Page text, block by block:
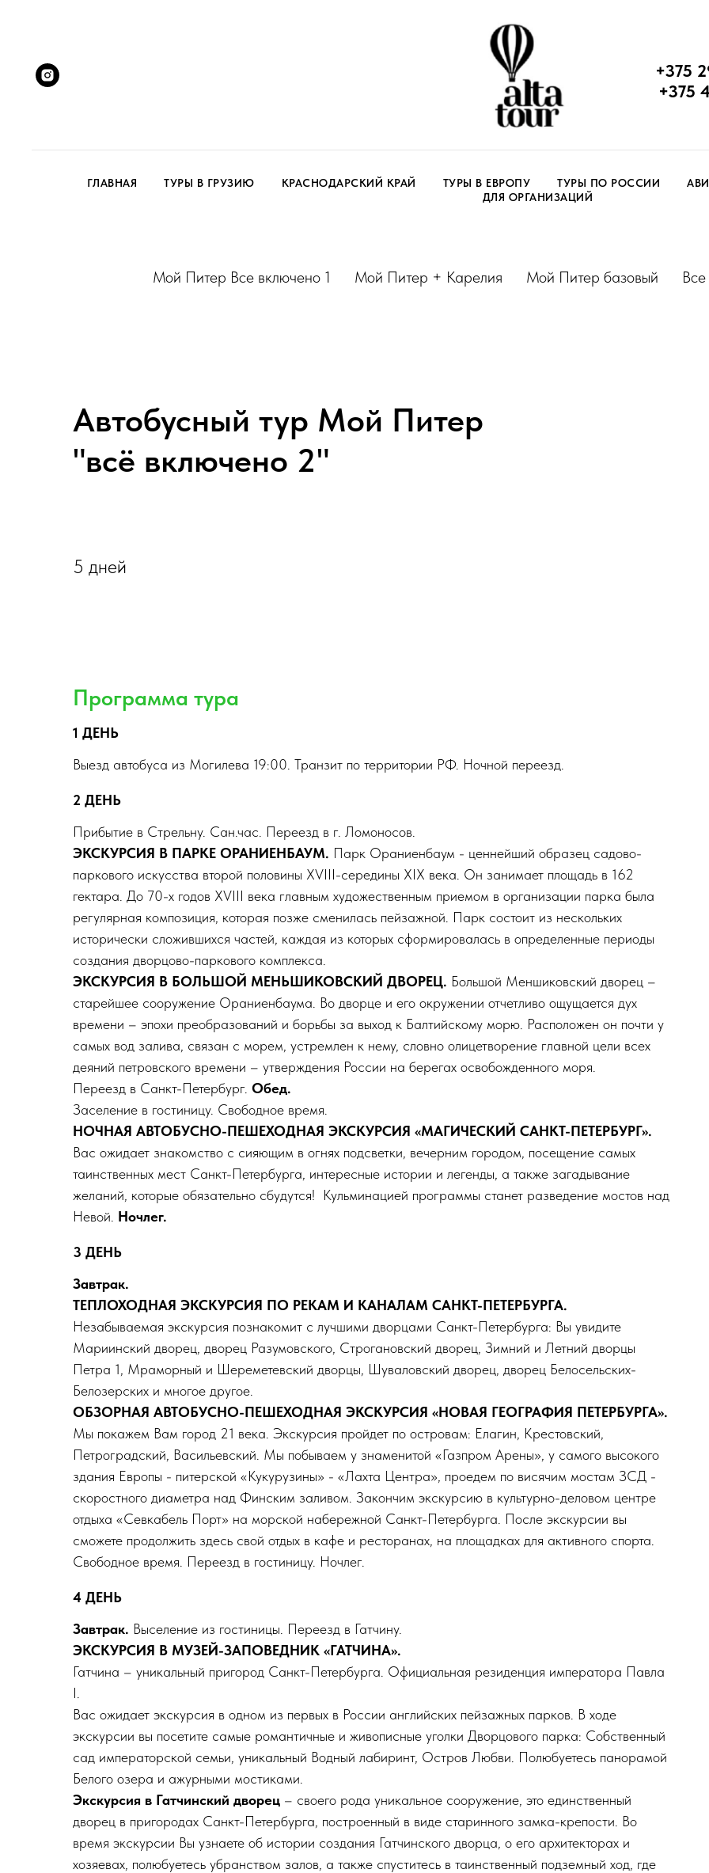
+375
+375
ГЛАВНАЯ ТУРЫ В ГРУЗИЮ КРАСНОДАРСКИЙ КРАЙ ТУРЫ В ЕВРОПУ ТУРЫ ПО РОССИИ
ДЛЯ ОРГАНИЗАЦИЙ
Мой Питер Все включено 1 Мой Питер + Карелия Мой Питер базовый
Автобусный тур Мой Питер
"всё включено 2"
5 дней
Программа тура
1 ДЕНЬ
Выезд автобуса из Могилева 19:00. Транзит по территории РФ. Ночной переезд.
2 ДЕНЬ
Прибытие в Стрельну. Сан.час. Переезд в г. Ломоносов.
ЭКСКУРСИЯ В ПАРКЕ ОРАНИЕНБАУМ. Парк Ораниенбаум - ценнейший образец садово-
паркового искусства второй половины XVIII-середины XIX века. Он занимает площадь в 162
гектара. До 70-х годов XVIII века главным художественным приемом в организации парка была
регулярная композиция, которая позже сменилась пейзажной. Парк состоит из нескольких
исторически сложившихся частей, каждая из которых сформировалась в определенные периоды
создания дворцово-паркового комплекса.
ЭКСКУРСИЯ В БОЛЬШОЙ МЕНЬШИКОВСКИЙ ДВОРЕЦ. Большой Меншиковский дворец –
старейшее сооружение Ораниенбаума. Во дворце и его окружении отчетливо ощущается дух
времени – эпохи преобразований и борьбы за выход к Балтийскому морю. Расположен он почти у
самых вод залива, связан с морем, устремлен к нему, словно олицетворение главной цели всех
деяний петровского времени – утверждения России на берегах освобожденного моря.
Переезд в Санкт-Петербург. Обед.
Заселение в гостиницу. Свободное время.
НОЧНАЯ АВТОБУСНО-ПЕШЕХОДНАЯ ЭКСКУРСИЯ «МАГИЧЕСКИЙ САНКТ-ПЕТЕРБУРГ».
Вас ожидает знакомство с сияющим в огнях подсветки, вечерним городом, посещение самых
таинственных мест Санкт-Петербурга, интересные истории и легенды, а также загадывание
желаний, которые обязательно сбудутся! Кульминацией программы станет разведение мостов над
Невой. Ночлег.
3 ДЕНЬ
Завтрак.
ТЕПЛОХОДНАЯ ЭКСКУРСИЯ ПО РЕКАМ И КАНАЛАМ САНКТ-ПЕТЕРБУРГА.
Незабываемая экскурсия познакомит с лучшими дворцами Санкт-Петербурга: Вы увидите
Мариинский дворец, дворец Разумовского, Строгановский дворец, Зимний и Летний дворцы
Петра 1, Мраморный и Шереметевский дворцы, Шуваловский дворец, дворец Белосельских-
Белозерских и многое другое.
ОБЗОРНАЯ АВТОБУСНО-ПЕШЕХОДНАЯ ЭКСКУРСИЯ «НОВАЯ ГЕОГРАФИЯ ПЕТЕРБУРГА».
Мы покажем Вам город 21 века. Экскурсия пройдет по островам: Елагин, Крестовский,
Петроградский, Васильевский. Мы побываем у знаменитой «Газпром Арены», у самого высокого
здания Европы - питерской «Кукурузины» - «Лахта Центра», проедем по висячим мостам ЗСД -
скоростного диаметра над Финским заливом. Закончим экскурсию в культурно-деловом центре
отдыха «Севкабель Порт» на морской набережной Санкт-Петербурга. После экскурсии вы
сможете продолжить здесь свой отдых в кафе и ресторанах, на площадках для активного спорта.
Свободное время. Переезд в гостиницу. Ночлег.
4 ДЕНЬ
Завтрак. Выселение из гостиницы. Переезд в Гатчину.
ЭКСКУРСИЯ В МУЗЕЙ-ЗАПОВЕДНИК «ГАТЧИНА».
Гатчина – уникальный пригород Санкт-Петербурга. Официальная резиденция императора Павла
I.
Вас ожидает экскурсия в одном из первых в России английских пейзажных парков. В ходе
экскурсии вы посетите самые романтичные и живописные уголки Дворцового парка: Собственный
сад императорской семьи, уникальный Водный лабиринт, Остров Любви. Полюбуетесь панорамой
Белого озера и ажурными мостиками.
Экскурсия в Гатчинский дворец – своего рода уникальное сооружение, это единственный
дворец в пригородах Санкт-Петербурга, построенный в виде старинного замка-крепости. Во
время экскурсии Вы узнаете об истории создания Гатчинского дворца, о его архитекторах и
хозяевах, полюбуетесь убранством залов, а также спуститесь в таинственный подземный ход, где